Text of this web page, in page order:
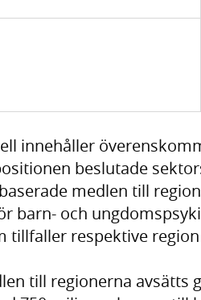
innehåller
beslutade
medlen till
barn- och
tillfaller respektive
till regionerna avsätts